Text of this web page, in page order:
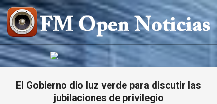
Saltar
al
contenido
FM
OPEN
NOTICIAS
El Gobierno dio luz verde para discutir las
jubilaciones de privilegio